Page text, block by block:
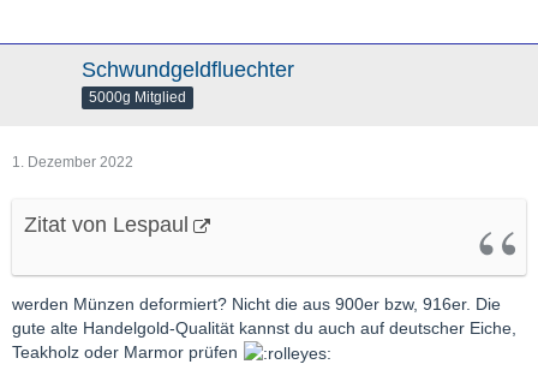
Schwundgeldfluechter
5000g Mitglied
1. Dezember 2022
Zitat von Lespaul
werden Münzen deformiert? Nicht die aus 900er bzw, 916er. Die
gute alte Handelgold-Qualität kannst du auch auf deutscher Eiche,
Teakholz oder Marmor prüfen